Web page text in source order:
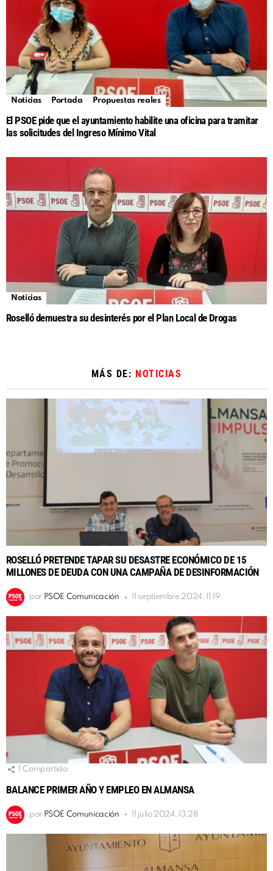
Noticias Portada Propuestas reales
El PSOE pide que el ayuntamiento habilite una oficina para tramitar
las solicitudes del Ingreso Mínimo Vital
Noticias
Roselló demuestra su desinterés por el Plan Local de Drogas
MÁS DE: NOTICIAS
ROSELLÓ PRETENDE TAPAR SU DESASTRE ECONÓMICO DE 15
MILLONES DE DEUDA CON UNA CAMPAÑA DE DESINFORMACIÓN
por PSOE Comunicación 11 septiembre 2024, 11:19
Compartido
BALANCE PRIMER AÑO Y EMPLEO EN ALMANSA
por PSOE Comunicación 11 julio 2024, 13:28